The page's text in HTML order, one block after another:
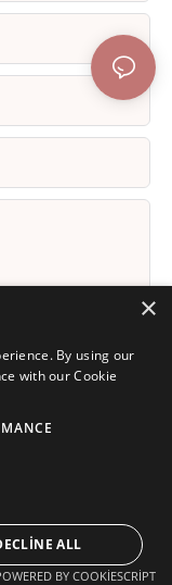
Co., Ltd. -
×
By using our
with our Cookie
ALL
BY COOKIESCRIPT